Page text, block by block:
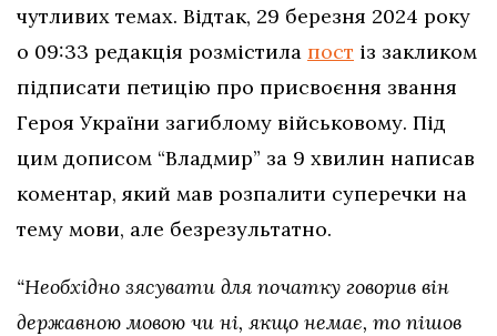
чутливих темах. Відтак, 29 березня 2024 року
о 09:33 редакція розмістила пост із закликом
підписати петицію про присвоєння звання
Героя України загиблому військовому. Під
цим дописом “Владмир” за 9 хвилин написав
коментар, який мав розпалити суперечки на
тему мови, але безрезультатно.
“Необхідно зясувати для початку говорив він
державною мовою чи ні, якщо немає, то пішов